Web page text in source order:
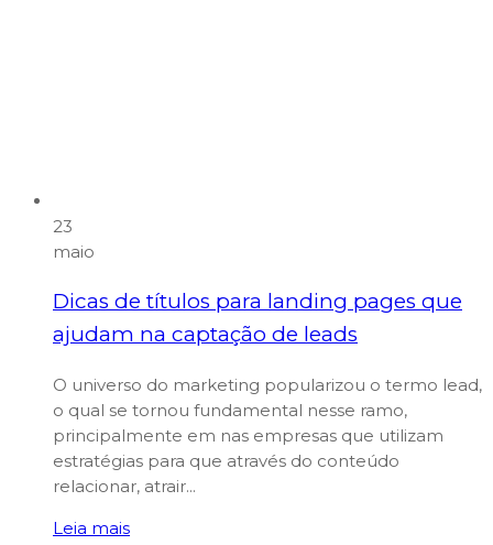
23
maio
Dicas de títulos para landing pages que
ajudam na captação de leads
O universo do marketing popularizou o termo lead,
o qual se tornou fundamental nesse ramo,
principalmente em nas empresas que utilizam
estratégias para que através do conteúdo
relacionar, atrair...
Leia mais